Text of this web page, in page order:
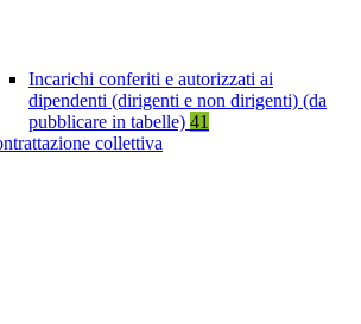
Incarichi conferiti e autorizzati ai
dipendenti (dirigenti e non dirigenti) (da
pubblicare in tabelle) 41
collettiva